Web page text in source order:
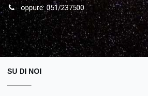
oppure: 051/237500
SU DI NOI